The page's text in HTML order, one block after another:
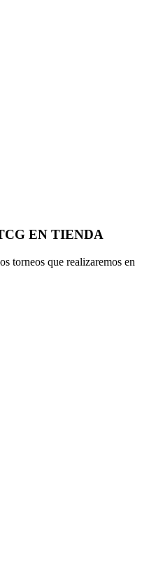
EN TIENDA
torneos que realizaremos en